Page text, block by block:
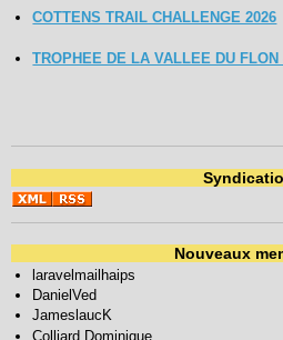
COTTENS TRAIL CHALLENGE 2026
TROPHEE DE LA VALLEE DU
Nouveaux
laravelmailhaips
DanielVed
JameslaucK
Colliard Dominique